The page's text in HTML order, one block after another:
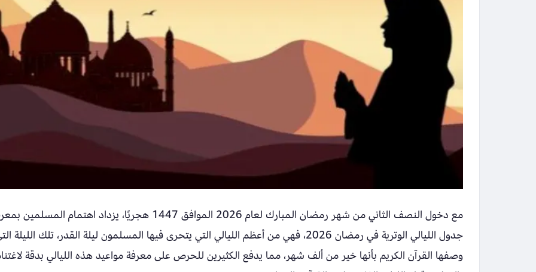
مع دخول النصف الثاني من شهر رمضان المبارك لعام 2026 الموافق 1447 هجريًا، يزداد اهتمام
جدول الليالي الوترية في رمضان 2026، فهي من أعظم الليالي التي يتحرى فيها المسلمون ليلة القدر، تلك الليلة
وصفها القرآن الكريم بأنها خير من ألف شهر، مما يدفع الكثيرين للحرص على معرفة مواعيد هذه الليالي بدقة